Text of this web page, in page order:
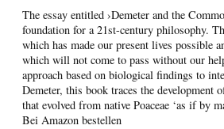
The essay entitled ›Demeter and the
foundation for a 21st-century philosophy.
which has made our present lives possible
which will not come to pass without our
approach based on biological findings to
Demeter, this book traces the development
that evolved from native Poaceae ‘as if by
Bei Amazon bestellen